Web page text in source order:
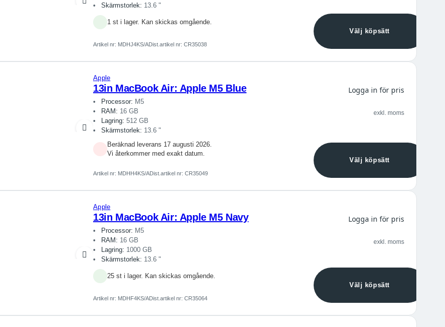
Skärmstorlek: 13.6 "
1 st i lager. Kan skickas omgående.
Artikel nr: MDHJ4KS/ADist.artikel nr: CR35038
Välj köpsätt
Apple
13in MacBook Air: Apple M5 Blue
Processor: M5
RAM: 16 GB
Lagring: 512 GB
Skärmstorlek: 13.6 "
Beräknad leverans 17 augusti 2026.
Vi återkommer med exakt datum.
Artikel nr: MDHH4KS/ADist.artikel nr: CR35049
Logga in för pris
exkl. moms
Välj köpsätt
Apple
13in MacBook Air: Apple M5 Navy
Processor: M5
RAM: 16 GB
Lagring: 1000 GB
Skärmstorlek: 13.6 "
25 st i lager. Kan skickas omgående.
Artikel nr: MDHF4KS/ADist.artikel nr: CR35064
Logga in för pris
exkl. moms
Välj köpsätt